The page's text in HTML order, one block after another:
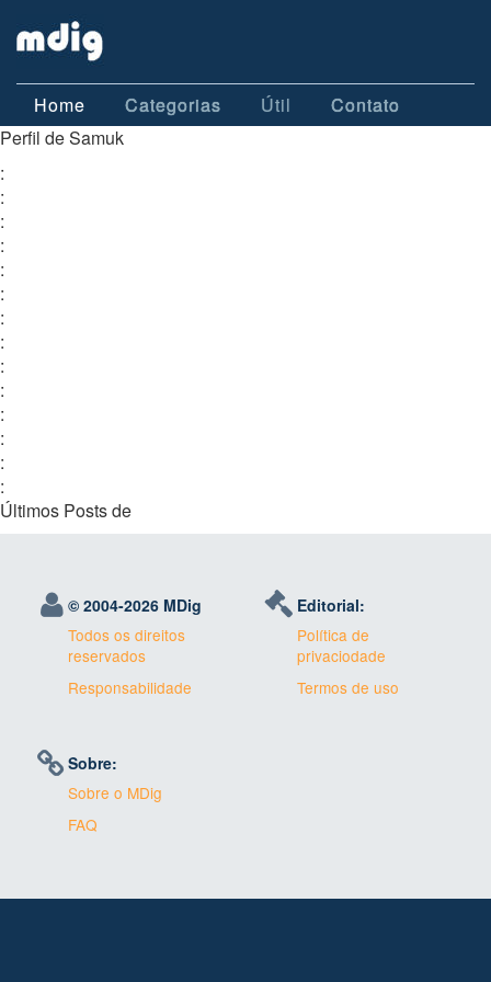
Home Categorias Útil
Contato
Perfil de Samuk
:
:
:
:
:
:
:
:
:
:
:
:
:
:
Últimos Posts de
© 2004-2026 MDig
Todos os direitos
reservados
Responsabilidade
Editorial:
Política de
privaciodade
Termos de uso
Sobre:
Sobre o MDig
FAQ